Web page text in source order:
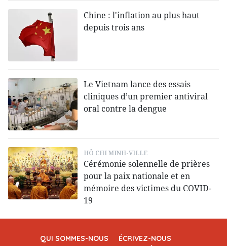
Chine : l'inflation au plus haut
depuis trois ans
Le Vietnam lance des essais
cliniques d’un premier antiviral
oral contre la dengue
HÔ CHI MINH-VILLE
Cérémonie solennelle de prières
pour la paix nationale et en
mémoire des victimes du COVID-
19
QUI SOMMES-NOUS
ÉCRIVEZ-NOUS